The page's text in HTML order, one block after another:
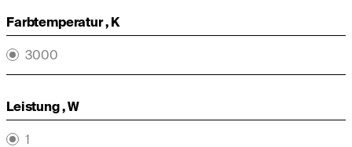
Farbtemperatur , K
3000
Leistung , W
1